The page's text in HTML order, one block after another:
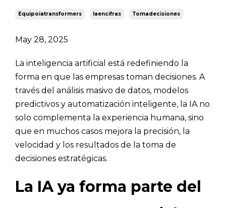
Equipoiatransformers Iaencifras Tomadecisiones
May 28, 2025
La inteligencia artificial está redefiniendo la
forma en que las empresas toman decisiones. A
través del análisis masivo de datos, modelos
predictivos y automatización inteligente, la IA no
solo complementa la experiencia humana, sino
que en muchos casos mejora la precisión, la
velocidad y los resultados de la toma de
decisiones estratégicas.
La IA ya forma parte del